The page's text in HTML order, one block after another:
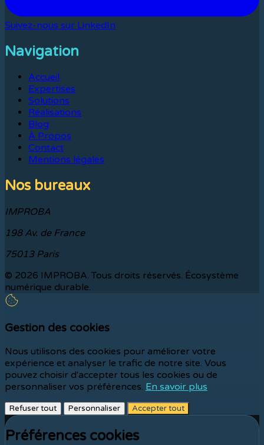
Suivez-nous sur LinkedIn
Navigation
Accueil
Expertises
Solutions
Réalisations
Blog
À Propos
Contact
Mentions légales
Nos bureaux
IMPROBA
198 Av. de France
75013 Paris
© 2026 IMPROBA. Tous droits réservés. Écosystème
numérique durable.
Gestion des cookies
Nous utilisons des cookies pour améliorer votre
expérience et analyser le trafic de notre site. Vous
pouvez choisir d'accepter tous les cookies ou de
personnaliser vos préférences. En savoir plus
Refuser tout Personnaliser Accepter tout
Préférences cookies